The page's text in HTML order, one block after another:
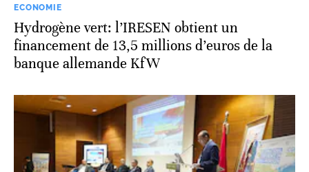
ECONOMIE
Hydrogène vert: l’IRESEN obtient un
financement de 13,5 millions d’euros de la
banque allemande KfW